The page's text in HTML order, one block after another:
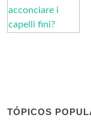
TÓPICOS